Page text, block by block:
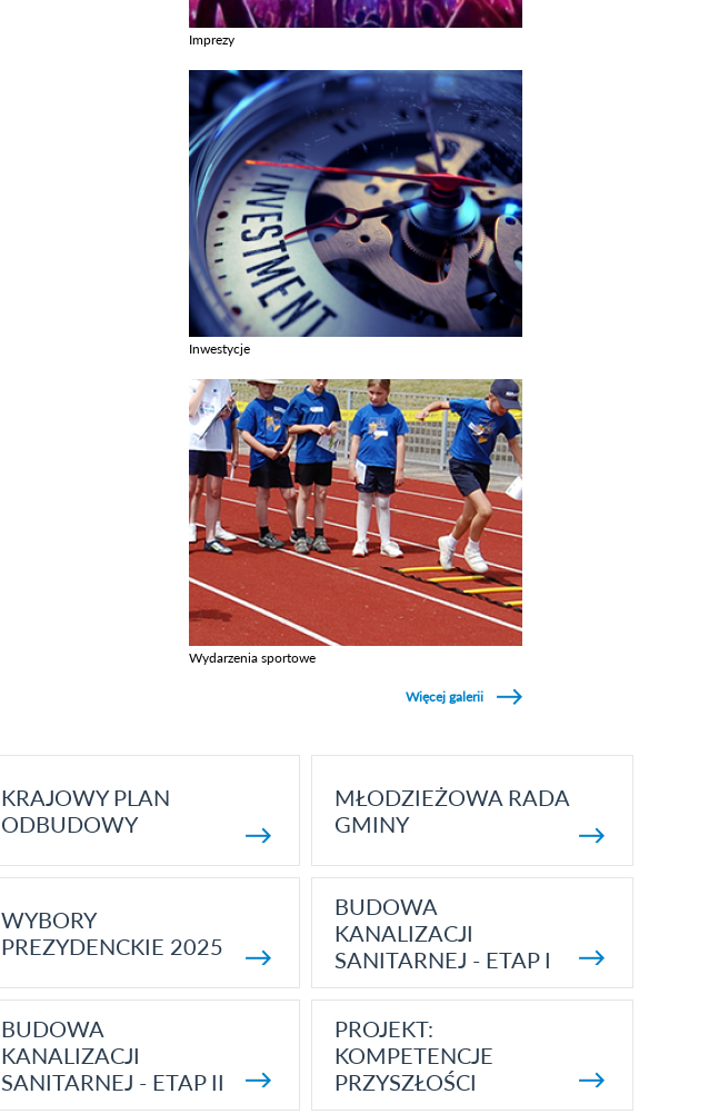
Imprezy
Inwestycje
Wydarzenia sportowe
Więcej galerii
KRAJOWY PLAN
ODBUDOWY
MŁODZIEŻOWA RADA
GMINY
WYBORY
PREZYDENCKIE 2025
BUDOWA
KANALIZACJI
SANITARNEJ - ETAP I
BUDOWA
KANALIZACJI
SANITARNEJ - ETAP II
PROJEKT:
KOMPETENCJE
PRZYSZŁOŚCI